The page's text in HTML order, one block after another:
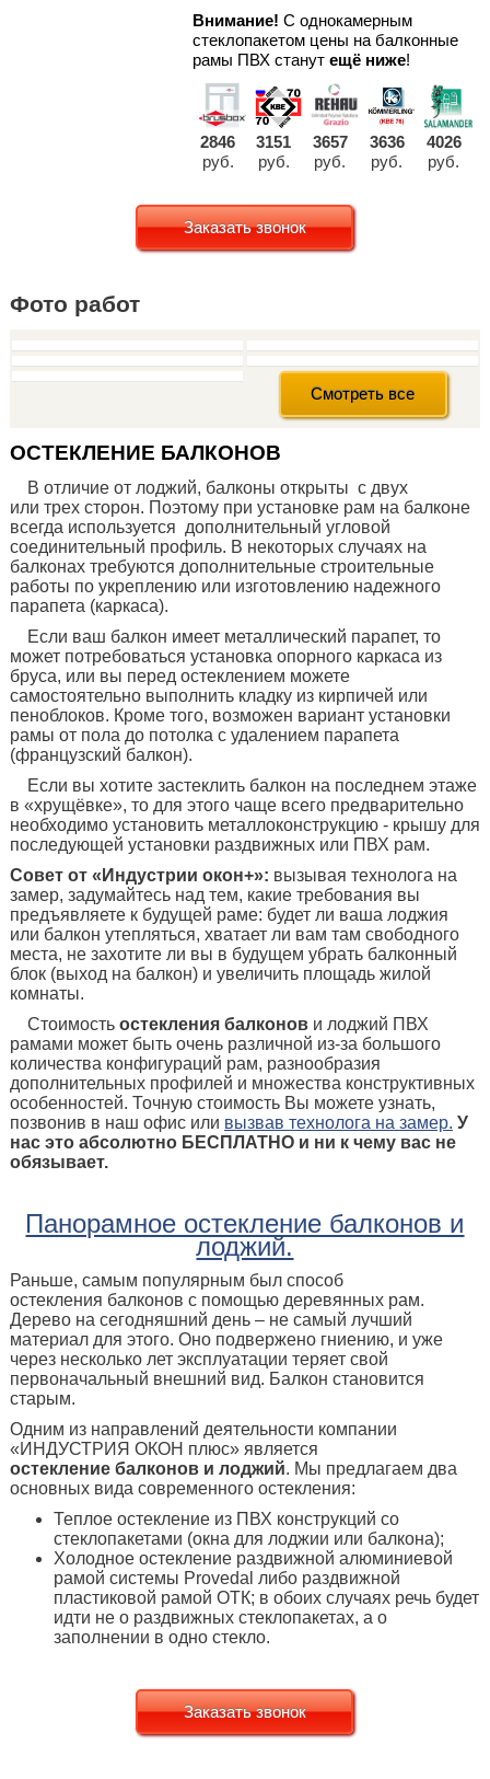
Внимание! С однокамерным
стеклопакетом цены на балконные
рамы ПВХ станут ещё ниже!
2846
руб.
3151
руб.
3657
руб.
3636
руб.
4026
руб.
Заказать звонок
Фото работ
солнцезащитное стекло
саламандер стримлайн
монтаж на Грибоедова
панорамное остекление
раздвижные окна ПВХ патио
Смотреть все
ОСТЕКЛЕНИЕ БАЛКОНОВ
В отличие от лоджий, балконы открыты с двух
или трех сторон. Поэтому при установке рам на балконе
всегда используется дополнительный угловой
соединительный профиль. В некоторых случаях на
балконах требуются дополнительные строительные
работы по укреплению или изготовлению надежного
парапета (каркаса).
Если ваш балкон имеет металлический парапет, то
может потребоваться установка опорного каркаса из
бруса, или вы перед остеклением можете
самостоятельно выполнить кладку из кирпичей или
пеноблоков. Кроме того, возможен вариант установки
рамы от пола до потолка с удалением парапета
(французский балкон).
Если вы хотите застеклить балкон на последнем этаже
в «хрущёвке», то для этого чаще всего предварительно
необходимо установить металлоконструкцию - крышу для
последующей установки раздвижных или ПВХ рам.
Совет от «Индустрии окон+»: вызывая технолога на
замер, задумайтесь над тем, какие требования вы
предъявляете к будущей раме: будет ли ваша лоджия
или балкон утепляться, хватает ли вам там свободного
места, не захотите ли вы в будущем убрать балконный
блок (выход на балкон) и увеличить площадь жилой
комнаты.
Стоимость остекления балконови лоджий ПВХ
рамами может быть очень различной из-за большого
количества конфигураций рам, разнообразия
дополнительных профилей и множества конструктивных
особенностей. Точную стоимость Вы можете узнать,
позвонив в наш офис или вызвав технолога на замер. У
нас это абсолютно БЕСПЛАТНО и ни к чему вас не
обязывает.
Панорамное остекление балконов и
лоджий.
Раньше, самым популярным был способ
остекления балконов с помощью деревянных рам.
Дерево на сегодняшний день – не самый лучший
материал для этого. Оно подвержено гниению, и уже
через несколько лет эксплуатации теряет свой
первоначальный внешний вид. Балкон становится
старым.
Одним из направлений деятельности компании
«ИНДУСТРИЯ ОКОН плюс» является
остекление балконов и лоджий. Мы предлагаем два
основных вида современного остекления:
Теплое остекление из ПВХ конструкций со
стеклопакетами (окна для лоджии или балкона);
Холодное остекление раздвижной алюминиевой
рамой системы Provedal либо раздвижной
пластиковой рамой ОТК; в обоих случаях речь будет
идти не о раздвижных стеклопакетах, а о
заполнении в одно стекло.
Заказать звонок